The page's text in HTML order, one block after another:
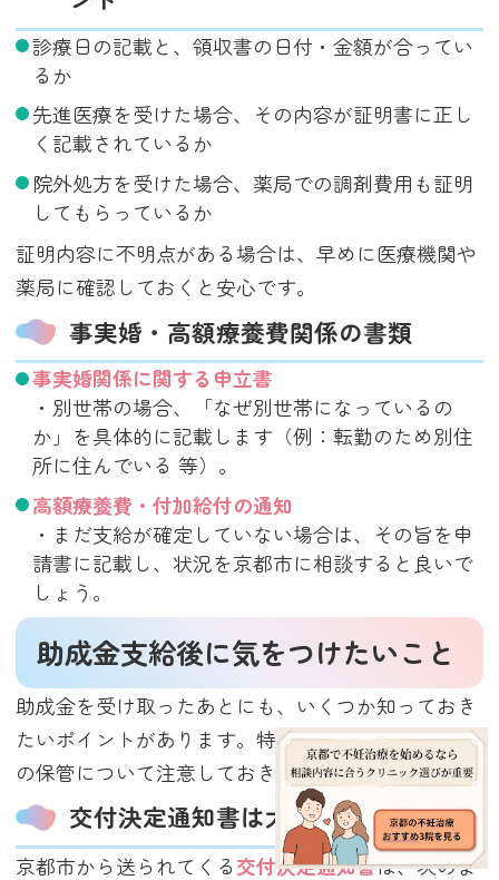
診療日の記載と、領収書の日付・金額が合ってい
るか
先進医療を受けた場合、その内容が証明書に正し
く記載されているか
院外処方を受けた場合、薬局での調剤費用も証明
してもらっているか
証明内容に不明点がある場合は、早めに医療機関や
薬局に確認しておくと安心です。
事実婚・高額療養費関係の書類
事実婚関係に関する申立書
・別世帯の場合、「なぜ別世帯になっているの
か」を具体的に記載します（例：転勤のため別住
所に住んでいる 等）。
高額療養費・付加給付の通知
・まだ支給が確定していない場合は、その旨を申
請書に記載し、状況を京都市に相談すると良いで
しょう。
助成金支給後に気をつけたいこと
助成金を受け取ったあとにも、いくつか知っておき
たいポイントがあります。特に、医療費控除や書類
の保管について注意しておきましょう。
交付決定通知書は大切に保管を
京都市から送られてくる交付決定通知書は、次のよ